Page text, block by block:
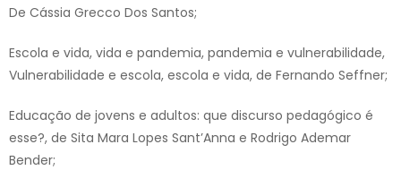
De Cássia Grecco Dos Santos;
Escola e vida, vida e pandemia, pandemia e vulnerabilidade,
Vulnerabilidade e escola, escola e vida, de Fernando Seffner;
Educação de jovens e adultos: que discurso pedagógico é
esse?, de Sita Mara Lopes Sant’Anna e Rodrigo Ademar
Bender;